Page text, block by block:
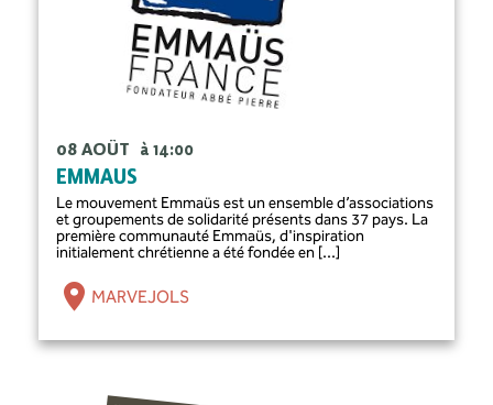
08 AOÛT à 14:00
EMMAUS
Le mouvement Emmaüs est un ensemble d’associations
et groupements de solidarité présents dans 37 pays. La
première communauté Emmaüs, d'inspiration
initialement chrétienne a été fondée en [...]
MARVEJOLS